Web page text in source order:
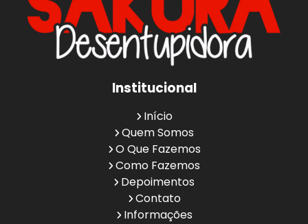
Institucional
Início
Quem Somos
O Que Fazemos
Como Fazemos
Depoimentos
Contato
Informações